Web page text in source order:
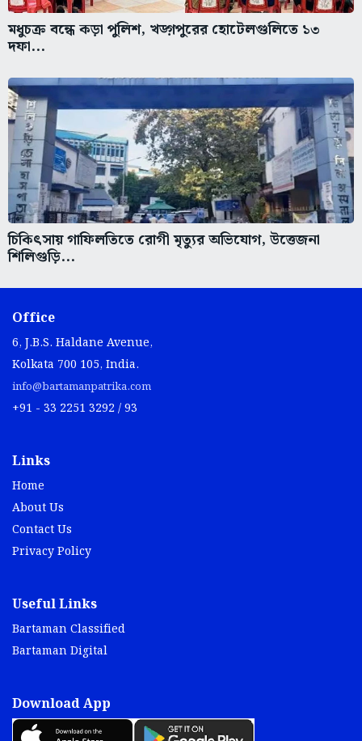
মধুচক্র বন্ধে কড়া পুলিশ, খড়্গপুরের হোটেলগুলিতে ১৩
দফা...
চিকিৎসায় গাফিলতিতে রোগী মৃত্যুর অভিযোগ, উত্তেজনা
শিলিগুড়ি...
Office
6, J.B.S. Haldane Avenue,
Kolkata 700 105, India.
info@bartamanpatrika.com
+91 - 33 2251 3292 / 93
Links
Home
About Us
Contact Us
Privacy Policy
Useful Links
Bartaman Classified
Bartaman Digital
Download App